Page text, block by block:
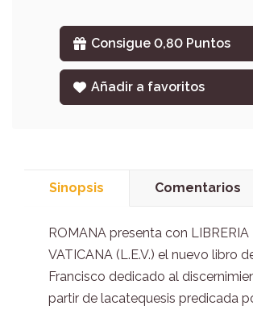
Consigue 0,80 Puntos
Añadir a favoritos
Sinopsis Comentarios
ROMANA presenta con LIBRERIA
VATICANA (L.E.V.) el nuevo libro
Francisco dedicado al
partir de lacatequesis predicada